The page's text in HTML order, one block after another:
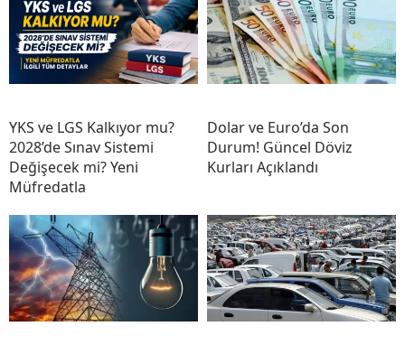
YKS ve LGS Kalkıyor mu?
2028’de Sınav Sistemi
Değişecek mi? Yeni
Müfredatla
Dolar ve Euro’da Son
Durum! Güncel Döviz
Kurları Açıklandı